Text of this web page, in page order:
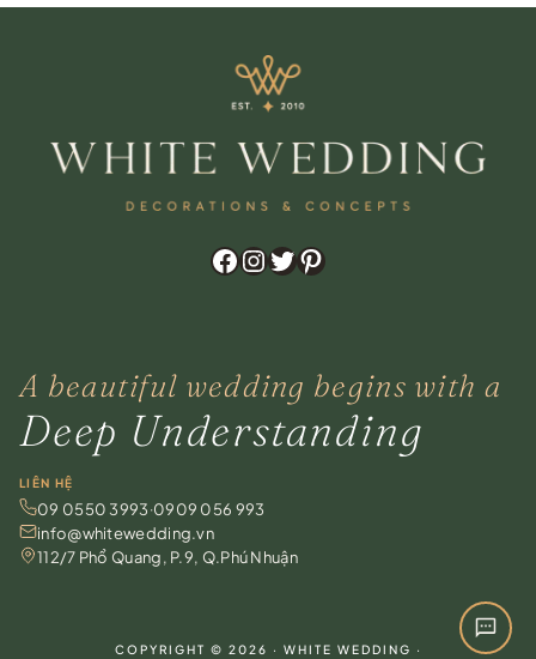
Facebook
Instagram
Twitter
Pinterest
A beautiful wedding begins with a
Deep Understanding
LIÊN HỆ
09 0550 3993 ·0909 056 993
info@whitewedding.vn
112/7 Phổ Quang, P.9, Q.Phú Nhuận
COPYRIGHT © 2026 · WHITE WEDDING ·
Zalo
Chat trực tiếp
WhatsApp
For overseas clients
Instagram
Chat ngay
Trên website, không cần tài khoản